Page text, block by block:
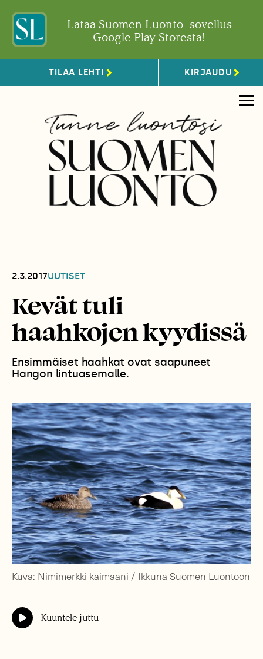
Lataa Suomen Luonto -sovellus
Google Play Storesta!
TILAA LEHTI KIRJAUDU
2.3.2017UUTISET
Kevät tuli
haahkojen kyydissä
Ensimmäiset haahkat ovat saapuneet
Hangon lintuasemalle.
Kuva: Nimimerkki kaimaani / Ikkuna Suomen Luontoon
Kuuntele juttu